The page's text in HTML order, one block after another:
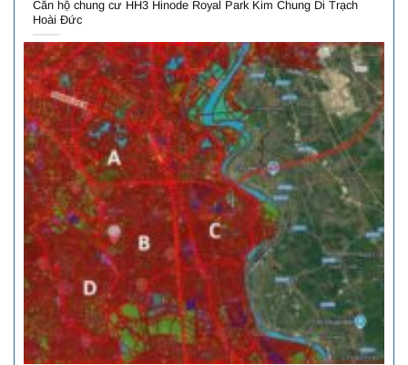
Căn hộ chung cư HH3 Hinode Royal Park Kim Chung Di Trạch
Hoài Đức